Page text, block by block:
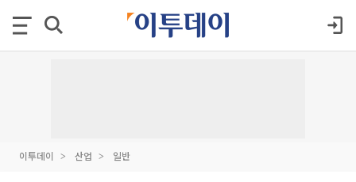
이투데이 산업 일반